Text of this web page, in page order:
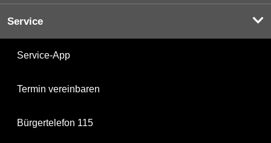
Service
Service-App
Termin vereinbaren
Bürgertelefon 115